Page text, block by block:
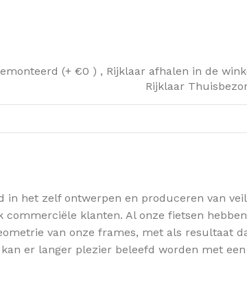
(+ €0 ) , Rijklaar afhalen in de
Rijklaar
in het zelf ontwerpen en produceren van
klanten. Al onze fietsen
van onze frames, met als resultaat
er langer plezier beleefd worden met